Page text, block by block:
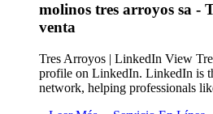
molinos tres arroyos sa -
venta
Tres Arroyos | LinkedIn View
profile on LinkedIn. LinkedIn is
network, helping professionals